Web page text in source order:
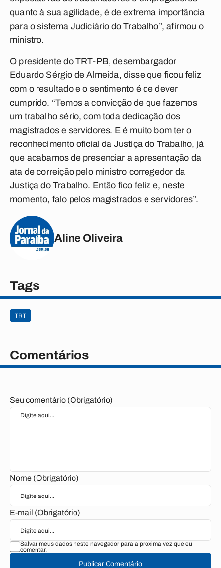
quanto à sua agilidade, é deextrema importância
para o sistema Judiciário do Trabalho”, afirmou o
ministro.
O presidente do TRT-PB, desembargador
Eduardo Sérgio de Almeida, disse que ficou feliz
com o resultado e o sentimento é de dever
cumprido. “Temos a convicção de que fazemos
um trabalho sério, com toda dedicação dos
magistrados e servidores. E é muito bom ter o
reconhecimento oficial da Justiça do Trabalho, já
que acabamos de presenciar a apresentação da
ata de correição pelo ministro corregedor da
Justiça do Trabalho. Então fico feliz e, neste
momento, falo pelos magistrados e servidores”.
Aline Oliveira
Tags
TRT
Comentários
Seu comentário (Obrigatório)
Nome (Obrigatório)
E-mail (Obrigatório)
Salvar meus dados neste navegador para a próxima vez que eu
comentar.
Publicar Comentário